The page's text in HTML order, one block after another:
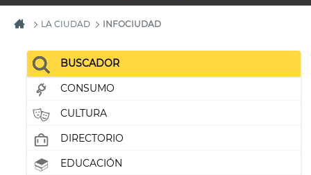
LA CIUDAD INFOCIUDAD
BUSCADOR
CONSUMO
CULTURA
DIRECTORIO
EDUCACIÓN